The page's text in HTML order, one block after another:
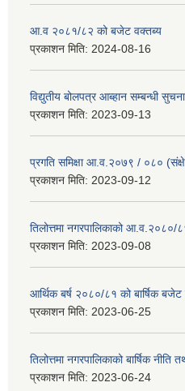
आ.व २०८१/८२ को बजेट वक्तब्य
प्रकाशन मिति: 2024-08-16
विद्युतीय बोलपत्र आब्हान सम्बन्धी
प्रकाशन मिति: 2023-09-13
प्रगति समिक्षा आ.व.२०७९ / ०८०
प्रकाशन मिति: 2023-09-12
तिलोत्तमा नगरपालिकाको
प्रकाशन मिति: 2023-09-08
आर्थिक बर्ष २०८०/८१ को बार्षिक बजेट
प्रकाशन मिति: 2023-06-25
तिलोत्तमा नगरपालिकाको बार्षिक
प्रकाशन मिति: 2023-06-24